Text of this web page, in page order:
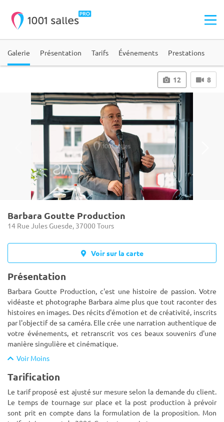
Galerie Présentation Tarifs Événements Prestations
12 8
Barbara Goutte Production
14 Rue Jules Guesde, 37000 Tours
Voir sur la carte
Présentation
Barbara Goutte Production, c'est une histoire de passion. Votre
vidéaste et photographe Barbara aime plus que tout raconter des
histoires en images. Des récits d'émotion et de créativité, inscrits
par l'objectif de sa caméra. Elle crée une narration authentique de
votre événements, et retranscrit vos ces beaux souvenirs d'une
manière singulière et cinématique.
Voir Moins
Tarification
Le tarif proposé est ajusté sur mesure selon la demande du client.
Le temps de tournage sur place et la post production à prévoir
sont prit en compte dans la formulation de la proposition. Mon